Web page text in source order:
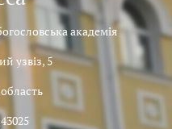
академія
узвіз, 5